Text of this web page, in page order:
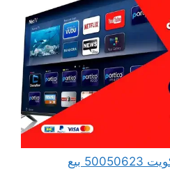
بيع تلفزيونات شاشات الكويت 50050623 بيع